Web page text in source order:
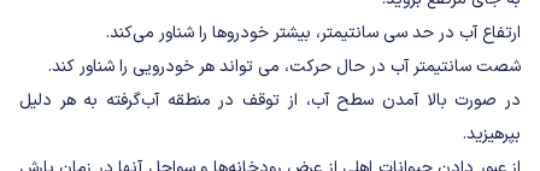
ارتفاع آب در حد سی سانتیمتر، بیشتر خودروها را شناور می‌کند.
شصت سانتیمتر آب در حال حرکت، می تواند هر خودرویی را شناور کند.
در صورت بالا آمدن سطح آب، از توقف در منطقه آب‌گرفته به هر دلیل
بپرهیزید.